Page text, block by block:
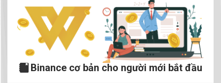
Binance cơ bản cho người mới bắt đầu